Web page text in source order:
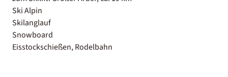
Ski Alpin
Skilanglauf
Snowboard
Eisstockschießen, Rodelbahn